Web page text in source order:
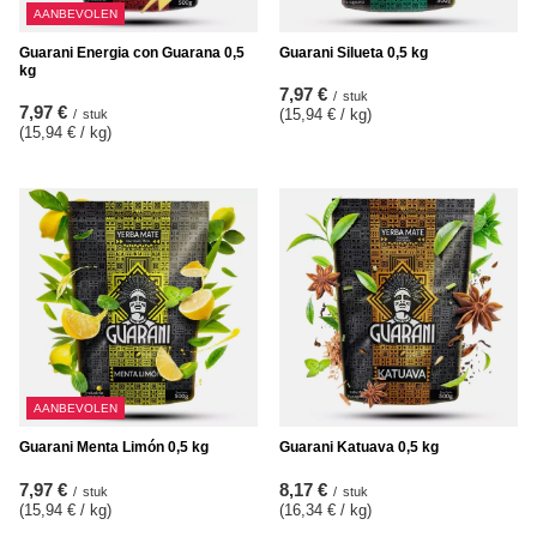
AANBEVOLEN
Guarani Energia con Guarana 0,5
kg
7,97 € / stuk
(15,94 € / kg)
Guarani Silueta 0,5 kg
7,97 € / stuk
(15,94 € / kg)
AANBEVOLEN
Guarani Menta Limón 0,5 kg
7,97 € / stuk
(15,94 € / kg)
Guarani Katuava 0,5 kg
8,17 € / stuk
(16,34 € / kg)